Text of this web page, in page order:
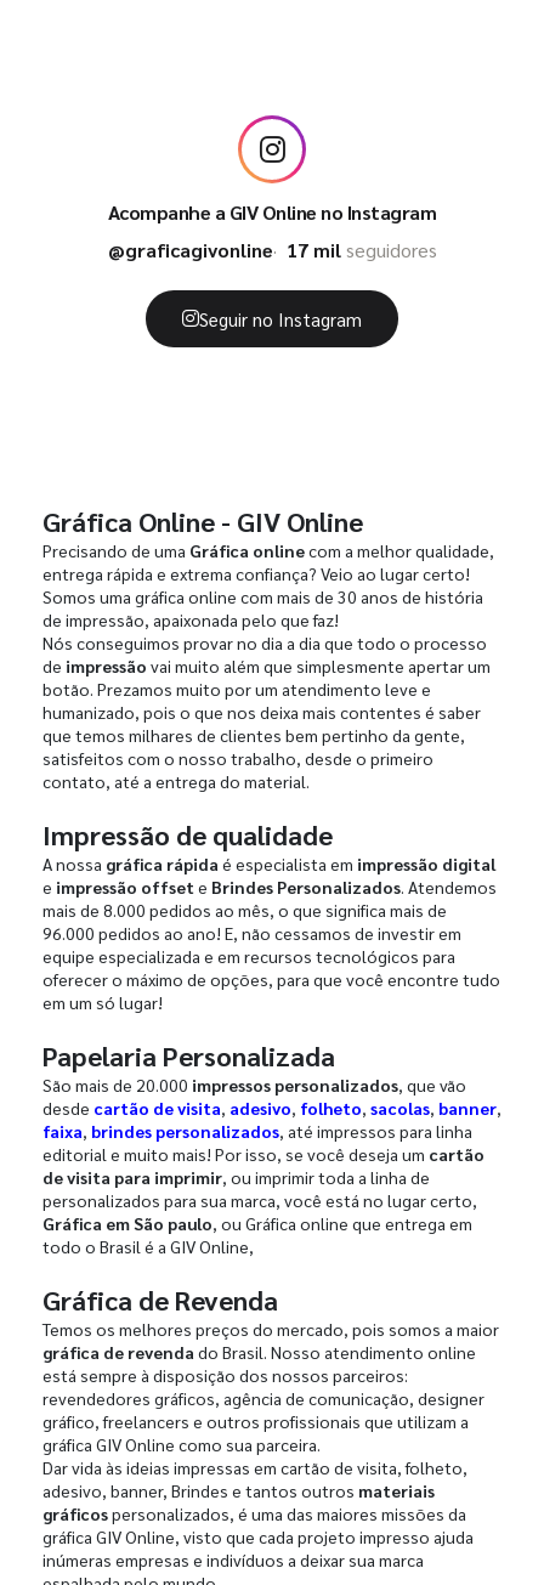
Acompanhe a GIV Online no Instagram
@graficagivonline
17 milseguidores
Seguir no Instagram
Gráfica Online - GIV Online
Precisando de uma Gráfica onlinecom a melhor qualidade,
entrega rápida e extrema confiança? Veio ao lugar certo!
Somos uma gráfica online com mais de 30 anos de história
de impressão, apaixonada pelo que faz!
Nós conseguimos provar no dia a dia que todo o processo
de impressão vai muito além que simplesmente apertar um
botão. Prezamos muito por um atendimento leve e
humanizado, pois o que nos deixa mais contentes é saber
que temos milhares de clientes bem pertinho da gente,
satisfeitos com o nosso trabalho, desde o primeiro
contato, até a entrega do material.
Impressão de qualidade
A nossa gráfica rápida é especialista em impressão digital
e impressão offset e Brindes Personalizados. Atendemos
mais de 8.000 pedidos ao mês, o que significa mais de
96.000 pedidos ao ano! E, não cessamos de investir em
equipe especializada e em recursos tecnológicos para
oferecer o máximo de opções, para que você encontre tudo
em um só lugar!
Papelaria Personalizada
São mais de 20.000 impressos personalizados, que vão
desde cartão de visita, adesivo, folheto, sacolas, banner,
faixa, brindes personalizados, até impressos para linha
editorial e muito mais! Por isso, se você deseja um cartão
de visita para imprimir, ou imprimir toda a linha de
personalizados para sua marca, você está no lugar certo,
Gráfica em São paulo, ou Gráfica online que entrega em
todo o Brasil é a GIV Online,
Gráfica de Revenda
Temos os melhores preços do mercado, pois somos a maior
gráfica de revenda do Brasil. Nosso atendimento online
está sempre à disposição dos nossos parceiros:
revendedores gráficos, agência de comunicação, designer
gráfico, freelancers e outros profissionais que utilizam a
gráfica GIV Online como sua parceira.
Dar vida às ideias impressas em cartão de visita, folheto,
adesivo, banner, Brindes e tantos outros materiais
gráficospersonalizados, é uma das maiores missões da
gráfica GIV Online, visto que cada projeto impresso ajuda
inúmeras empresas e indivíduos a deixar sua marca